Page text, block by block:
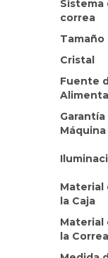
Sistema
correa
Tamaño
Cristal
Fuente
Garantía
Máquina
Material
la Caja
Material
la Correa